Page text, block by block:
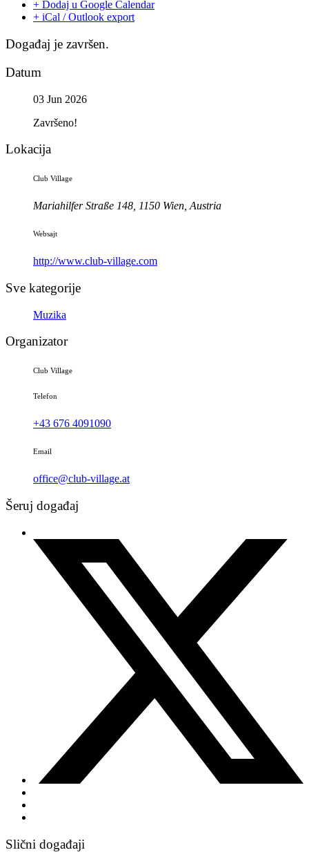
+ Dodaj u Google Calendar
+ iCal / Outlook export
Događaj je završen.
Datum
03 Jun 2026
Završeno!
Lokacija
Club Village
Mariahilfer Straße 148, 1150 Wien, Austria
Websajt
http://www.club-village.com
Sve kategorije
Muzika
Organizator
Club Village
Telefon
+43 676 4091090
Email
office@club-village.at
Šeruj događaj
Slični događaji